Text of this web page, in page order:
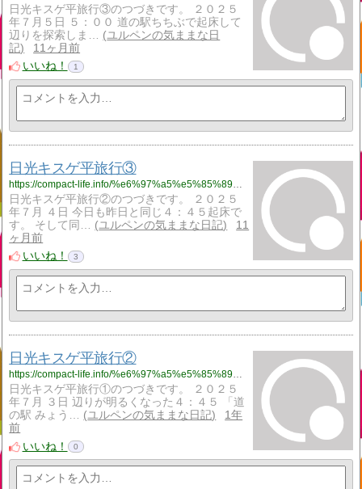
日光キスゲ平旅行③のつづきです。 ２０２５
年７月５日 ５：００ 道の駅ちちぶで起床して
辺りを探索しま…
ユルペンの気ままな日
記
11ヶ月前
いいね！
1
日光キスゲ平旅行③
https://compact-life.info/%e6%97%a5%e5%85%89%e3%82%ad%e3%82%b9%e3%82%b2%e5%b9%b3%e6%97%85%e8%a1%8c%e2%91%a2/
日光キスゲ平旅行②のつづきです。 ２０２５
年７月 ４日 今日も昨日と同じ４：４５起床で
す。 そして同…
ユルペンの気ままな日記
11
ヶ月前
いいね！
3
日光キスゲ平旅行②
https://compact-life.info/%e6%97%a5%e5%85%89%e3%82%ad%e3%82%b9%e3%82%b2%e5%b9%b3%e6%97%85%e8%a1%8c%e2%91%a1/
日光キスゲ平旅行①のつづきです。 ２０２５
年７月 ３日 辺りが明るくなった４：４５ 「道
の駅 みょう…
ユルペンの気ままな日記
1年
前
いいね！
0